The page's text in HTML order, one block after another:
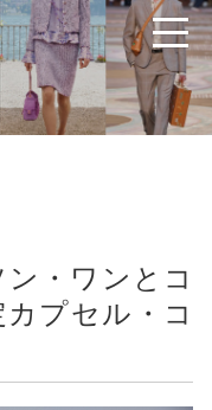
・ワンとコ
プセル・コ